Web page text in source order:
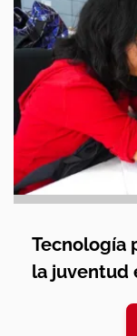
Tecnología
la juventud